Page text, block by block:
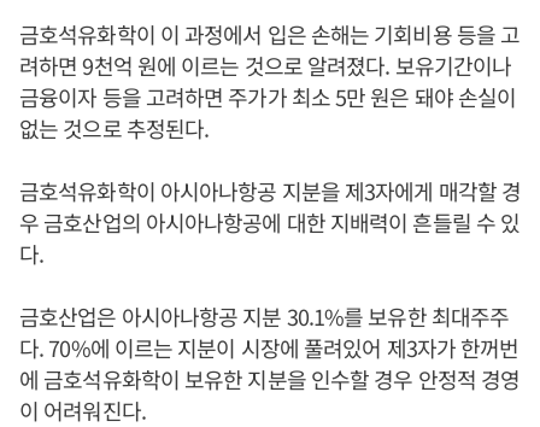
금호석유화학이 이 과정에서 입은 손해는 기회비용 등을 고
려하면 9천억 원에 이르는 것으로 알려졌다. 보유기간이나
금융이자 등을 고려하면 주가가 최소 5만 원은 돼야 손실이
없는 것으로 추정된다.
금호석유화학이 아시아나항공 지분을 제3자에게 매각할 경
우 금호산업의 아시아나항공에 대한 지배력이 흔들릴 수 있
다.
금호산업은 아시아나항공 지분 30.1%를 보유한 최대주주
다. 70%에 이르는 지분이 시장에 풀려있어 제3자가 한꺼번
에 금호석유화학이 보유한 지분을 인수할 경우 안정적 경영
이 어려워진다.